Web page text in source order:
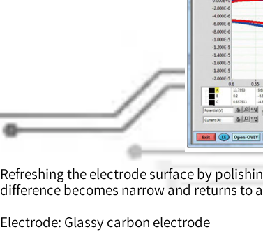
Refreshing the electrode surface by
difference becomes narrow and returns to
Electrode: Glassy carbon electrode